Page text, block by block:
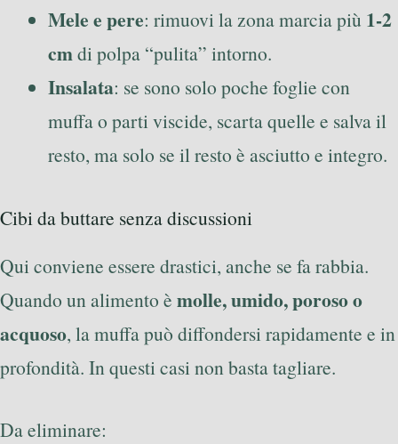
Mele e pere: rimuovi la zona marcia più 1-2
cmdi polpa “pulita” intorno.
Insalata: se sono solo poche foglie con
muffa o parti viscide, scarta quelle e salva il
resto, ma solo se il resto è asciutto e integro.
Cibi da buttare senza discussioni
Qui conviene essere drastici, anche se fa rabbia.
Quando un alimento è molle, umido, poroso o
acquoso, la muffa può diffondersi rapidamente e in
profondità. In questi casi non basta tagliare.
Da eliminare: